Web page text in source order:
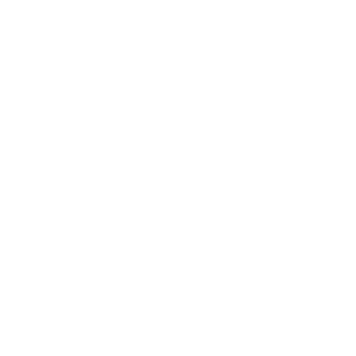
Color: Multicolor, Talla: M